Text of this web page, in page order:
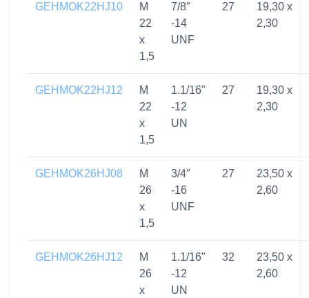
GEHMOK22HJ10
M
22
x
1,5
7/8″
-14
UNF
27
19,30 x
2,30
GEHMOK22HJ12
M
22
x
1,5
1.1/16"
-12
UN
27
19,30 x
2,30
GEHMOK26HJ08
M
26
x
1,5
3/4″
-16
UNF
27
23,50 x
2,60
GEHMOK26HJ12
M
26
x
1.1/16"
-12
UN
32
23,50 x
2,60